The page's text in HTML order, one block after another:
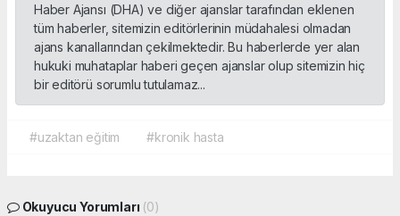
Haber Ajansı (DHA) ve diğer ajanslar tarafından eklenen
tüm haberler, sitemizin editörlerinin müdahalesi olmadan
ajans kanallarından çekilmektedir. Bu haberlerde yer alan
hukuki muhataplar haberi geçen ajanslar olup sitemizin hiç
bir editörü sorumlu tutulamaz...
#uzaktan eğitim #kronik hasta
Okuyucu Yorumları (0)